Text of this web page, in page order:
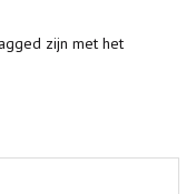
zijn met het